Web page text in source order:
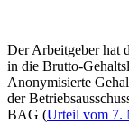
Der Arbeitgeber hat
in die Brutto-
Anonymisierte
der
BAG (Urteil vom 7.